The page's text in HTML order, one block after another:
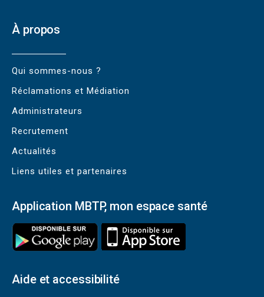
À propos
Qui sommes-nous ?
Réclamations et Médiation
Administrateurs
Recrutement
Actualités
Liens utiles et partenaires
Application MBTP, mon espace santé
Aide et accessibilité